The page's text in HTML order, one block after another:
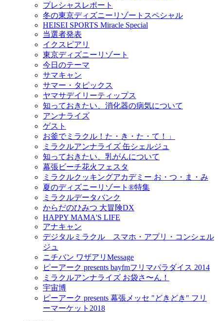
プレシャスレポート
冬の東京ディズニーリゾートスペシャル
HEISEI SPORTS Miracle Special
当選者発表
イクスピアリ
東京ディズニーリゾート
今日のテーマ
サマキャン
サマー・タピックス
ヤマサデイリーティップス
知っておきたい、消化器の病気について
アンナライズ
ゲスト
お釜でミラクル！た・き・た・て！」
ミラクルアンナライズ 缶シェルジュ
知っておきたい、乳がんについて
幕張ビーチ花火フェスタ
ミラクルクッキングアカデミー お・つ・ま・み
夏のディズニーリゾート®特集
ミラクルデータバンク
からだのひみつ 大冒険DX
HAPPY MAMA'S LIFE
アナキャン
デジタルミラクル スマホ・アプリ・コンシェル
ジュ
ニチバン ワザアリMessage
ピーアーク presents bayfmフリマパラダイス 2014
ミラクルアンナライズ お袋さ〜ん！
宇宙博
ピーアーク presents 幕張メッセ "どきどき" フリ
ーマーケット2018